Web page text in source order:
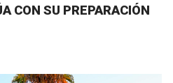
CON SU PREPARACIÓN